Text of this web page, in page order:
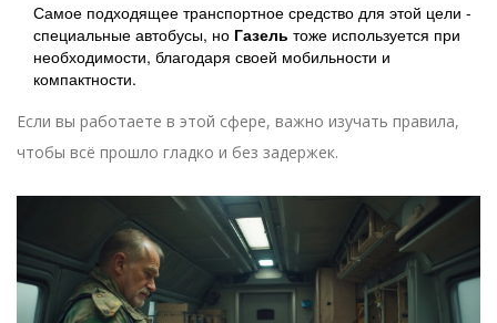
Самое подходящее транспортное средство для этой цели -
специальные автобусы, но Газель тоже используется при
необходимости, благодаря своей мобильности и
компактности.
Если вы работаете в этой сфере, важно изучать правила,
чтобы всё прошло гладко и без задержек.